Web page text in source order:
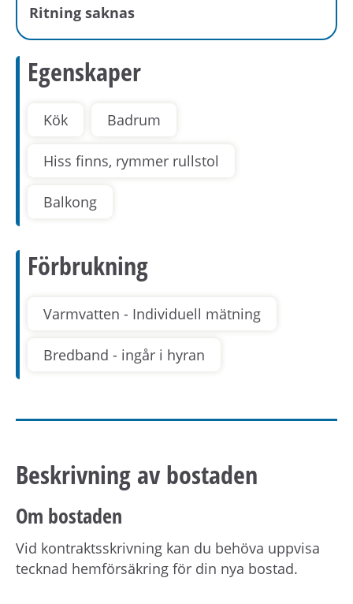
Ritning saknas
Egenskaper
Kök Badrum
Hiss finns, rymmer rullstol
Balkong
Förbrukning
Varmvatten - Individuell mätning
Bredband - ingår i hyran
Beskrivning av bostaden
Om bostaden
Vid kontraktsskrivning kan du behöva uppvisa
tecknad hemförsäkring för din nya bostad.